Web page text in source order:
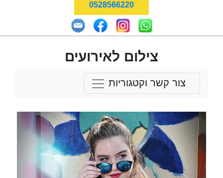
0528566220
צילום לאירועים
צור קשר וקטגוריות